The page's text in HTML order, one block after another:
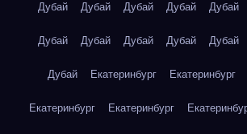
Дубай Дубай Дубай Дубай Дубай
Дубай Дубай Дубай Дубай Дубай
Дубай Екатеринбург Екатеринбург
Екатеринбург Екатеринбург